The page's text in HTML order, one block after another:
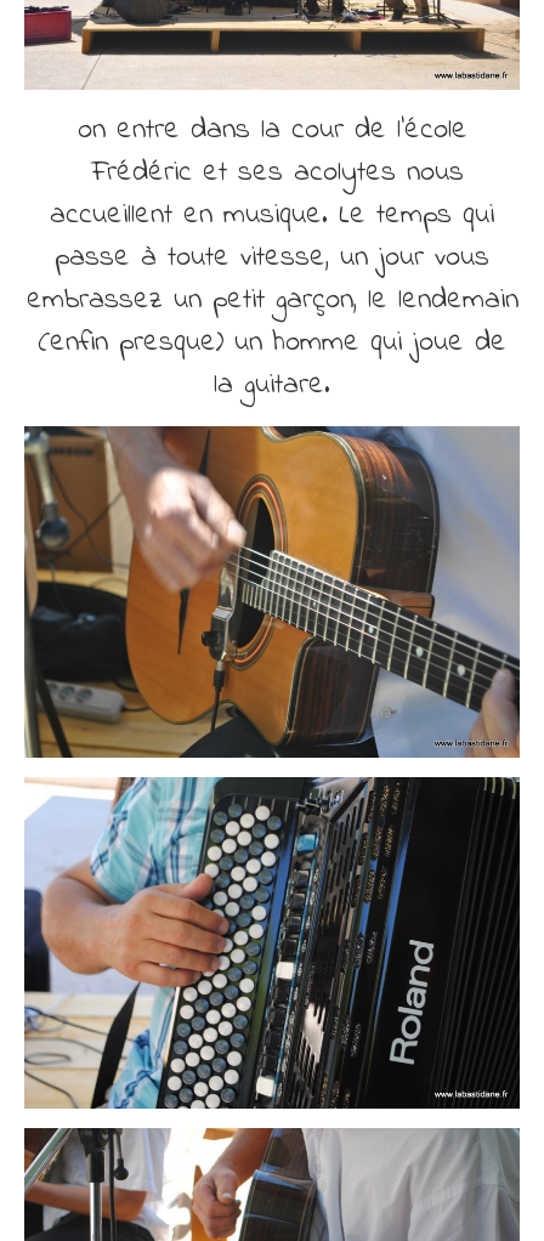
on entre dans la cour de l’école
Frédéric et ses acolytes nous
accueillent en musique. Le temps qui
passe à toute vitesse, un jour vous
embrassez un petit garçon, le lendemain
(enfin presque) un homme qui joue de
la guitare.